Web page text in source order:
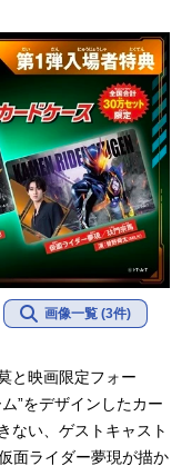
画像一覧 (3件)
と映画限定フォー
”をデザインしたカー
ない、ゲストキャスト
面ライダー夢現が描か